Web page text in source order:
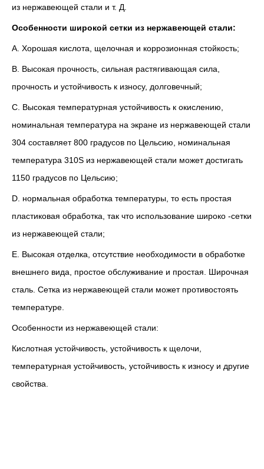
из нержавеющей стали и т. Д.
Особенности широкой сетки из нержавеющей стали:
A. Хорошая кислота, щелочная и коррозионная стойкость;
B. Высокая прочность, сильная растягивающая сила,
прочность и устойчивость к износу, долговечный;
C. Высокая температурная устойчивость к окислению,
номинальная температура на экране из нержавеющей стали
304 составляет 800 градусов по Цельсию, номинальная
температура 310S из нержавеющей стали может достигать
1150 градусов по Цельсию;
D. нормальная обработка температуры, то есть простая
пластиковая обработка, так что использование широко -сетки
из нержавеющей стали;
E. Высокая отделка, отсутствие необходимости в обработке
внешнего вида, простое обслуживание и простая. Широчная
сталь. Сетка из нержавеющей стали может противостоять
температуре.
Особенности из нержавеющей стали:
Кислотная устойчивость, устойчивость к щелочи,
температурная устойчивость, устойчивость к износу и другие
свойства.